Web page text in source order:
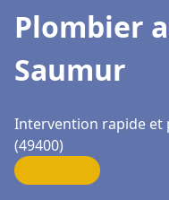
Plombier
Saumur
Intervention rapide et
(49400)